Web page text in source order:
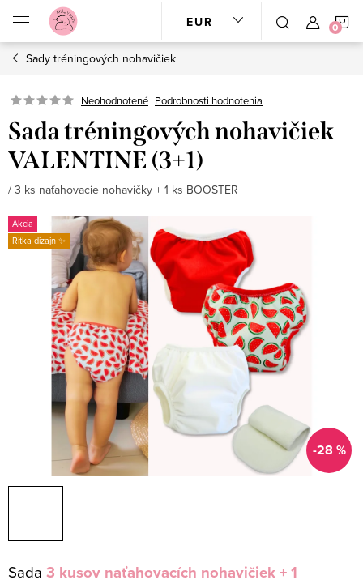
obsah
EUR
Sady tréningových nohavičiek
Neohodnotené Podrobnosti hodnotenia
Sada tréningových nohavičiek
VALENTINE (3+1)
/ 3 ks naťahovacie nohavičky + 1 ks BOOSTER
Akcia
Ritka dizajn ✨
-28 %
Sada 3 kusov naťahovacích nohavičiek + 1